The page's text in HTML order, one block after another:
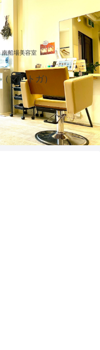
南船場美容室
マニトガ）